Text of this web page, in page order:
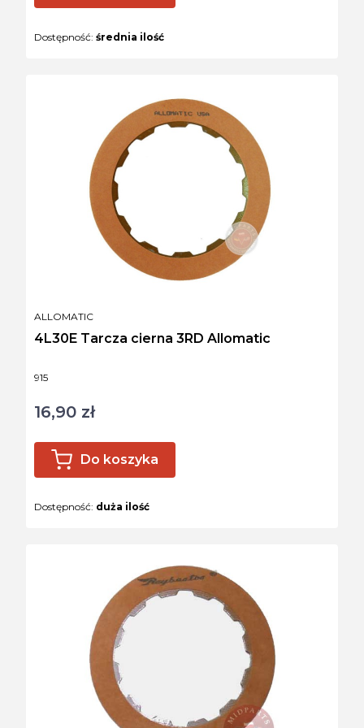
Dostępność: średnia ilość
Kod produktu
915
4L30E Tarcza cierna 3RD Allomatic
PRODUCENT
ALLOMATIC
Cena
16,90 zł
Do koszyka
Dostępność: duża ilość